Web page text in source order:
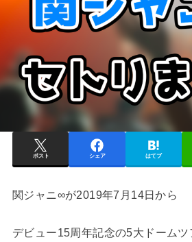
ポスト シェア はてブ
関ジャニ∞が2019年7月14日から
デビュー15周年記念の5大ドームツ